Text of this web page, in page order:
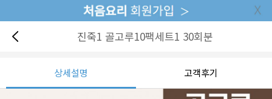
진죽1 골고루10팩세트1 30회분
상세설명 고객후기